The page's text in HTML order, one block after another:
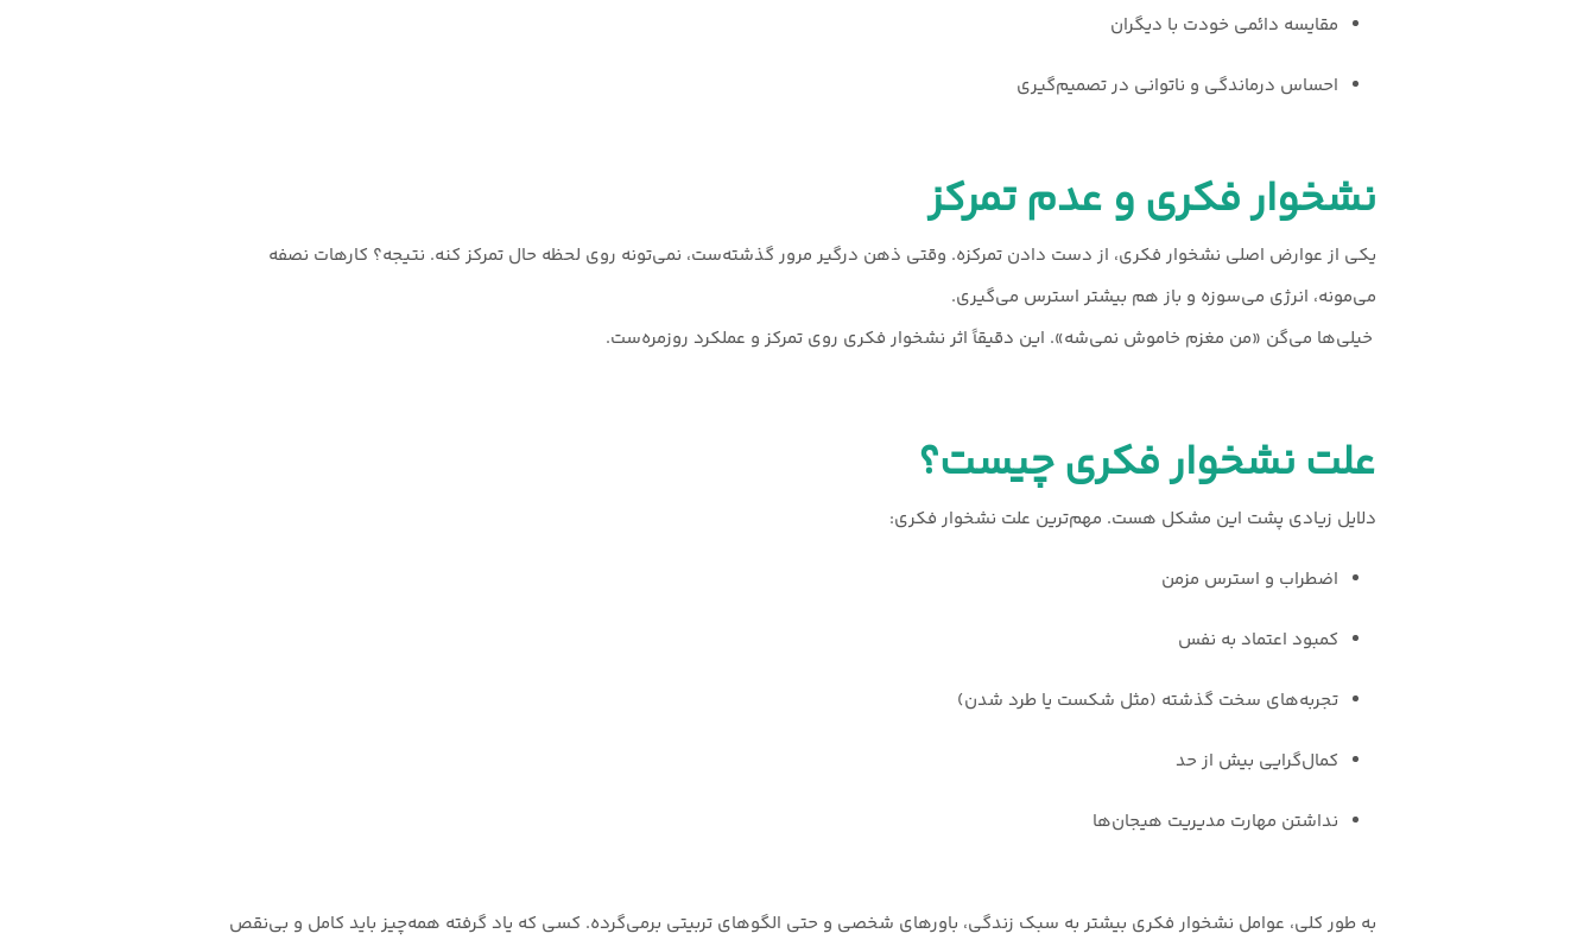
مقایسه دائمی خودت با دیگران
احساس درماندگی و ناتوانی در تصمیم‌گیری
نشخوار فکری و عدم تمرکز
یکی از عوارض اصلی نشخوار فکری، از دست دادن تمرکزه. وقتی ذهن درگیر مرور گذشته‌ست، نمی‌تونه روی لحظه حال تمرکز کنه. نتیجه؟ کارهات نصفه
می‌مونه، انرژی می‌سوزه و باز هم بیشتر استرس می‌گیری.
خیلی‌ها می‌گن «من مغزم خاموش نمی‌شه». این دقیقاً اثر نشخوار فکری روی تمرکز و عملکرد روزمره‌ست.
علت نشخوار فکری چیست؟
دلایل زیادی پشت این مشکل هست. مهم‌ترین علت نشخوار فکری:
اضطراب و استرس مزمن
کمبود اعتماد به نفس
تجربه‌های سخت گذشته (مثل شکست یا طرد شدن)
کمال‌گرایی بیش از حد
نداشتن مهارت مدیریت هیجان‌ها
به طور کلی، عوامل نشخوار فکری بیشتر به سبک زندگی، باورهای شخصی و حتی الگوهای تربیتی برمی‌گرده. کسی که یاد گرفته همه‌چیز باید کامل و بی‌نقص